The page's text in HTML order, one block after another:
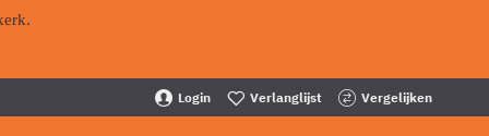
Login Verlanglijst Vergelijken